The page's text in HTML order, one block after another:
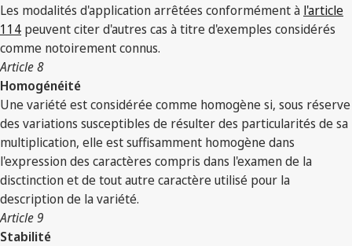
Les modalités d'application arrêtées conformément à l'article
114 peuvent citer d'autres cas à titre d'exemples considérés
comme notoirement connus.
Article 8
Homogénéité
Une variété est considérée comme homogène si, sous réserve
des variations susceptibles de résulter des particularités de sa
multiplication, elle est suffisamment homogène dans
l'expression des caractères compris dans l'examen de la
disctinction et de tout autre caractère utilisé pour la
description de la variété.
Article 9
Stabilité